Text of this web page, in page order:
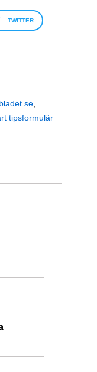
TWITTER
tipsformulär